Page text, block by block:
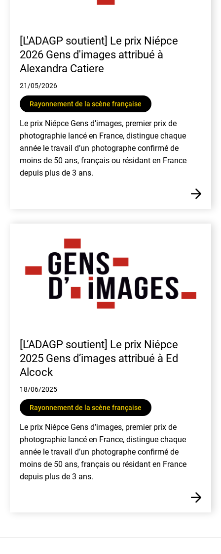
[L'ADAGP soutient] Le prix Niépce
2026 Gens d'images attribué à
Alexandra Catiere
21/05/2026
Rayonnement de la scène française
Le prix Niépce Gens d’images, premier prix de
photographie lancé en France, distingue chaque
année le travail d’un photographe confirmé de
moins de 50 ans, français ou résidant en France
depuis plus de 3 ans.
[L’ADAGP soutient] Le prix Niépce
2025 Gens d’images attribué à Ed
Alcock
18/06/2025
Rayonnement de la scène française
Le prix Niépce Gens d’images, premier prix de
photographie lancé en France, distingue chaque
année le travail d’un photographe confirmé de
moins de 50 ans, français ou résidant en France
depuis plus de 3 ans.